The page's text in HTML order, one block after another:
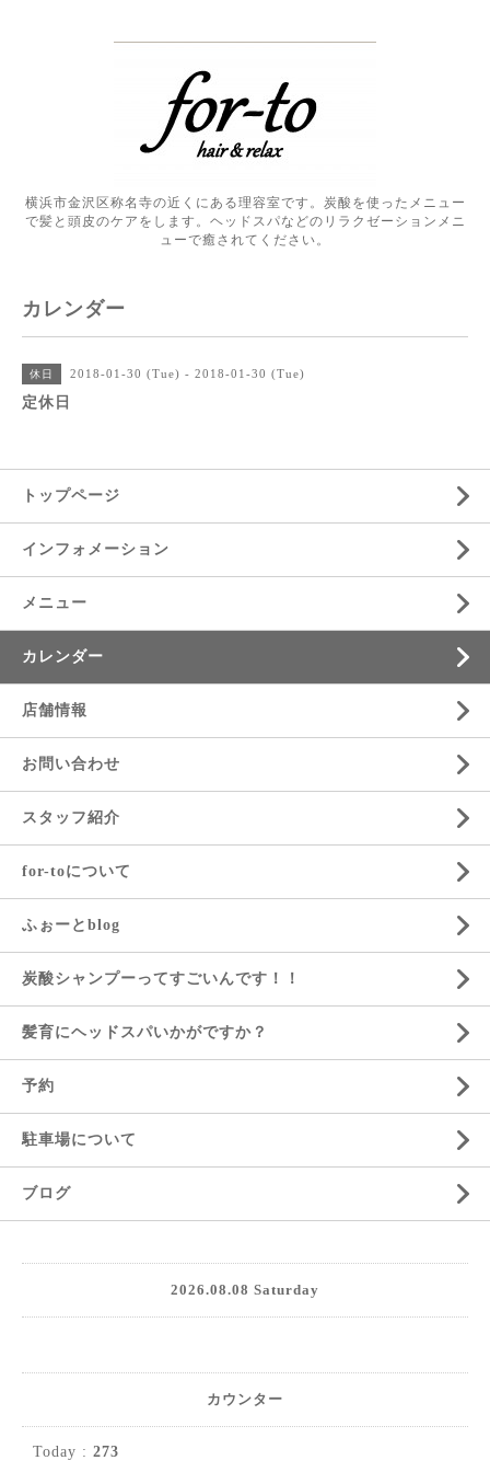
横浜市金沢区称名寺の近くにある理容室です。炭酸を使ったメニュー
で髪と頭皮のケアをします。ヘッドスパなどのリラクゼーションメニ
ューで癒されてください。
カレンダー
休日 2018-01-30 (Tue) - 2018-01-30 (Tue)
定休日
トップページ
インフォメーション
メニュー
カレンダー
店舗情報
お問い合わせ
スタッフ紹介
for-toについて
ふぉーとblog
炭酸シャンプーってすごいんです！！
髪育にヘッドスパいかがですか？
予約
駐車場について
ブログ
2026.08.08 Saturday
カウンター
Today : 273